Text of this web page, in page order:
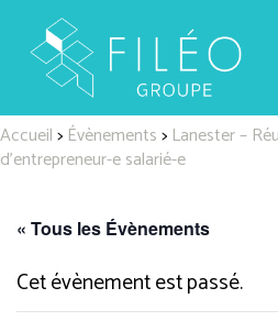
Accueil> Évènements> Lanester –
d’entrepreneur-e salarié-e
« Tous les Évènements
Cet évènement est passé.